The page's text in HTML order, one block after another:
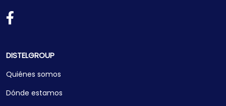
DISTELGROUP
Quiénes somos
Dónde estamos